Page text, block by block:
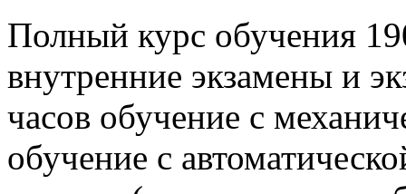
Полный курс обучения
внутренние экзамены и
часов обучение с
обучение с